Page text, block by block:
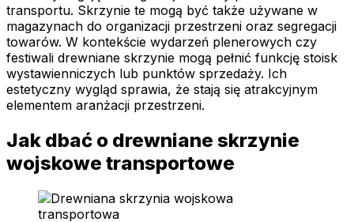
transportu. Skrzynie te mogą być także używane w
magazynach do organizacji przestrzeni oraz segregacji
towarów. W kontekście wydarzeń plenerowych czy
festiwali drewniane skrzynie mogą pełnić funkcję stoisk
wystawienniczych lub punktów sprzedaży. Ich
estetyczny wygląd sprawia, że stają się atrakcyjnym
elementem aranżacji przestrzeni.
Jak dbać o drewniane skrzynie
wojskowe transportowe